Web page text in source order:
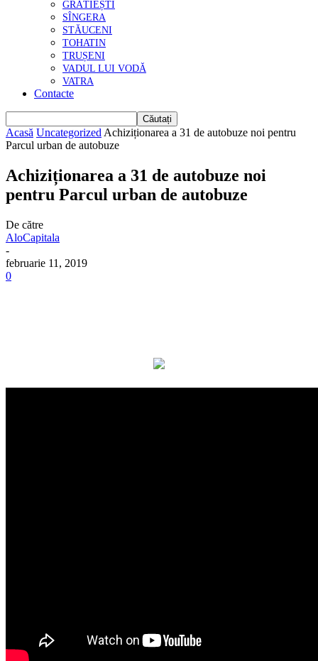
GRĂTIEȘTI
SÎNGERA
STĂUCENI
TOHATIN
TRUȘENI
VADUL LUI VODĂ
VATRA
Contacte
Acasă Uncategorized Achiziționarea a 31 de autobuze noi pentru
Parcul urban de autobuze
Achiziționarea a 31 de autobuze noi
pentru Parcul urban de autobuze
De către
AloCapitala
-
februarie 11, 2019
0